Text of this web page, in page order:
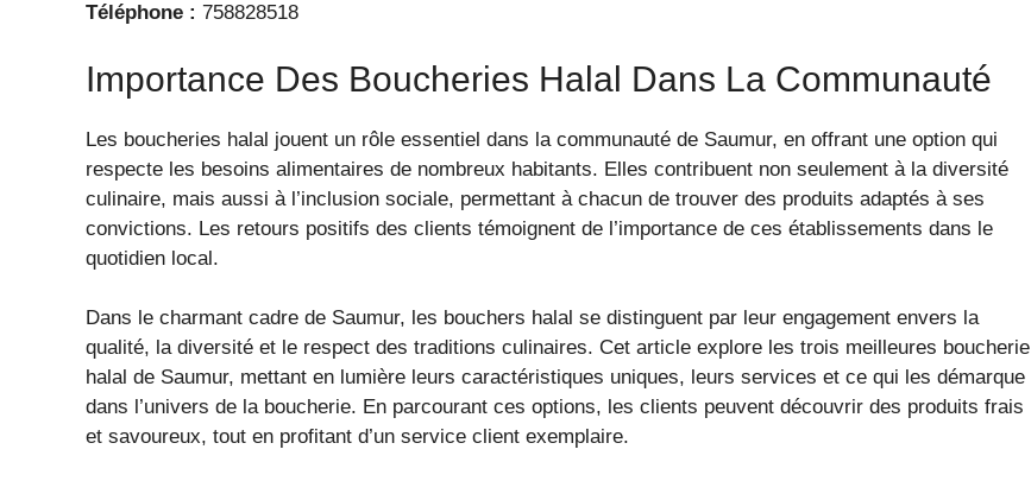
Téléphone : 758828518
Importance Des Boucheries Halal Dans La Communauté
Les boucheries halal jouent un rôle essentiel dans la communauté de Saumur, en offrant une option qui
respecte les besoins alimentaires de nombreux habitants. Elles contribuent non seulement à la diversité
culinaire, mais aussi à l’inclusion sociale, permettant à chacun de trouver des produits adaptés à ses
convictions. Les retours positifs des clients témoignent de l’importance de ces établissements dans le
quotidien local.
Dans le charmant cadre de Saumur, les bouchers halal se distinguent par leur engagement envers la
qualité, la diversité et le respect des traditions culinaires. Cet article explore les trois meilleures boucherie
halal de Saumur, mettant en lumière leurs caractéristiques uniques, leurs services et ce qui les démarque
dans l’univers de la boucherie. En parcourant ces options, les clients peuvent découvrir des produits frais
et savoureux, tout en profitant d’un service client exemplaire.